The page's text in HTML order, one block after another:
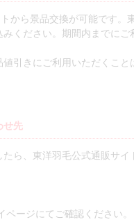
から景品交換が可能です。
ください。期間内までに
引きにご利用いただくこと
せ先
ら、東洋羽毛公式通販サイ
ージにてご確認ください。